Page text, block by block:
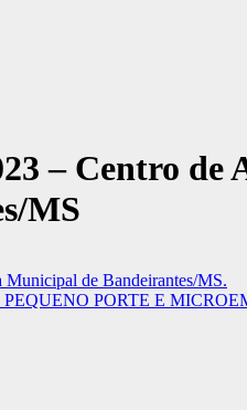
– Centro
MS
Municipal de Bandeirantes/MS.
PEQUENO PORTE E